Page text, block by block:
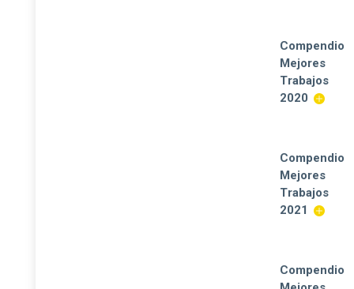
Compendio
Mejores
Trabajos
2020
Compendio
Mejores
Trabajos
2021
Compendio